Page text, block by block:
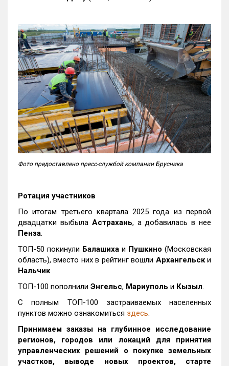
Фото предоставлено пресс-службой компании Брусника
Ротация участников
По итогам третьего квартала 2025 года из первой
двадцатки выбыла Астрахань, а добавилась в нее
Пенза.
ТОП-50 покинули Балашиха и Пушкино (Московская
область), вместо них в рейтинг вошли Архангельски
Нальчик.
ТОП-100 пополнили Энгельс, Мариуполь и Кызыл.
С полным ТОП-100 застраиваемых населенных
пунктов можно ознакомиться здесь.
Принимаем заказы на глубинное исследование
регионов, городов или локаций для принятия
управленческих решений о покупке земельных
участков, выводе новых проектов, старте